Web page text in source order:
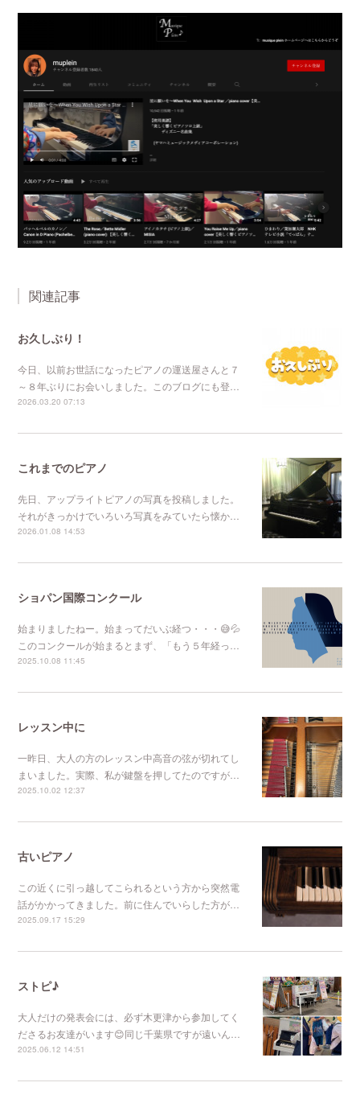
関連記事
お久しぶり！
今日、以前お世話になったピアノの運送屋さんと７
～８年ぶりにお会いしました。このブログにも登…
2026.03.20 07:13
これまでのピアノ
先日、アップライトピアノの写真を投稿しました。
それがきっかけでいろいろ写真をみていたら懐か…
2026.01.08 14:53
ショパン国際コンクール
始まりましたねー。始まってだいぶ経つ・・・😅💦
このコンクールが始まるとまず、「もう５年経っ…
2025.10.08 11:45
レッスン中に
一昨日、大人の方のレッスン中高音の弦が切れてし
まいました。実際、私が鍵盤を押してたのですが…
2025.10.02 12:37
古いピアノ
この近くに引っ越してこられるという方から突然電
話がかかってきました。前に住んでいらした方が…
2025.09.17 15:29
ストピ♪
大人だけの発表会には、必ず木更津から参加してく
ださるお友達がいます😊同じ千葉県ですが遠いん…
2025.06.12 14:51